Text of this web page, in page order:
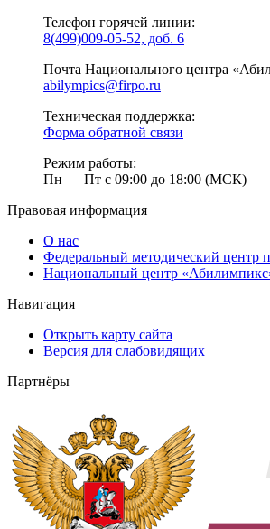
Телефон горячей линии:
8(499)009-05-52, доб. 6
Почта Национального центра
abilympics@firpo.ru
Техническая поддержка:
Форма обратной связи
Режим работы:
Пн — Пт с 09:00 до 18:00 (МСК)
Правовая информация
О нас
Федеральный методический центр
Национальный центр
Навигация
Открыть карту сайта
Версия для слабовидящих
Партнёры